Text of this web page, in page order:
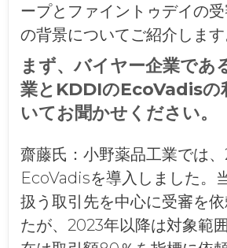
ープとファイントゥデイの
の背景についてご紹介します
まず、バイヤー企業であ
業とKDDIのEcoVadisの
いてお聞かせください。
齋藤氏： 小野薬品工業では
EcoVadisを導入しました。
扱う取引先を中心に受審を
たが、2023年以降は対象範